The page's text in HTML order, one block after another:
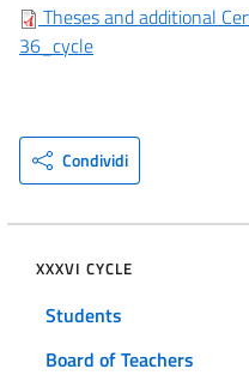
Theses and additional
36_cycle
Condividi
XXXVI CYCLE
Students
Board of Teachers